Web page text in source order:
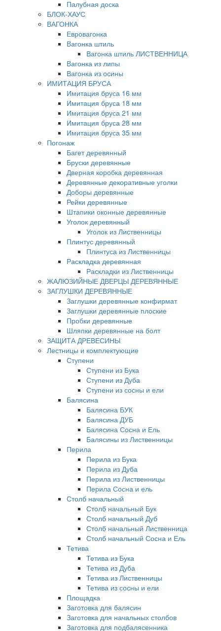
Палубная доска
БЛОК-ХАУС
ВАГОНКА
Евровагонка
Вагонка штиль
Вагонка штиль ЛИСТВЕННИЦА
Вагонка из липы
Вагонка из осины
ИМИТАЦИЯ БРУСА
Имитация бруса 16 мм
Имитация бруса 18 мм
Имитация бруса 21 мм
Имитация бруса 28 мм
Имитация бруса 35 мм
Погонаж
Багет деревянный
Бруски деревянные
Дверная коробка деревянная
Деревянные декоративные уголки
Доборы деревянные
Рейки деревянные
Штапики оконные деревянные
Уголок деревянный
Уголок из Лиственницы
Плинтус деревянный
Плинтуса из Лиственницы
Раскладка деревянная
Раскладки из Лиственницы
ЖАЛЮЗИЙНЫЕ ДВЕРЦЫ ДЕРЕВЯННЫЕ
ЗАГЛУШКИ ДЕРЕВЯННЫЕ
Заглушки деревянные конфирмат
Заглушки деревянные плоские
Пробки деревянные
Шляпки деревянные на болт
ЗАЩИТА ДРЕВЕСИНЫ
Лестницы и комплектующие
Ступени
Ступени из Бука
Ступени из Дуба
Ступени из сосны и ели
Балясина
Балясина БУК
Балясина ДУБ
Балясина Сосна и Ель
Балясины из Лиственницы
Перила
Перила из Бука
Перила из Дуба
Перила из Лиственницы
Перила Сосна и ель
Столб начальный
Столб начальный Бук
Столб начальный Дуб
Столб начальный Лиственница
Столб начальный Сосна и Ель
Тетива
Тетива из Бука
Тетива из Дуба
Тетива из Лиственницы
Тетива из сосны и ели
Площадка
Заготовка для балясин
Заготовка для начальных столбов
Заготовка для подбалясенника